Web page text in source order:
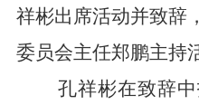
祥彬出席活动并致辞
委员会主任郑鹏主持
孔祥彬在致辞